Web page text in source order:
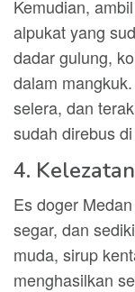
Kemudian,
alpukat yang
dadar gulung,
dalam
selera, dan
sudah direbus
4.
Es doger
segar, dan
muda, sirup
menghasilkan